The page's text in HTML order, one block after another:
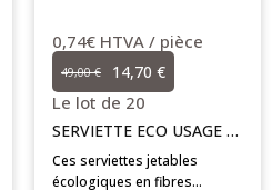
0,74€ HTVA / pièce
49,00 € 14,70 €
Le lot de 20
SERVIETTE ECO USAGE UNIQUE
Ces serviettes jetables
écologiques en fibres